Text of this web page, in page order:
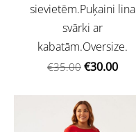
sievietēm.Puķaini lina
svārki ar
kabatām.Oversize.
€35.00 €30.00